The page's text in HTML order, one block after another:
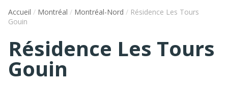
Accueil / Montréal / Montréal-Nord / Résidence Les Tours
Gouin
Résidence Les Tours
Gouin